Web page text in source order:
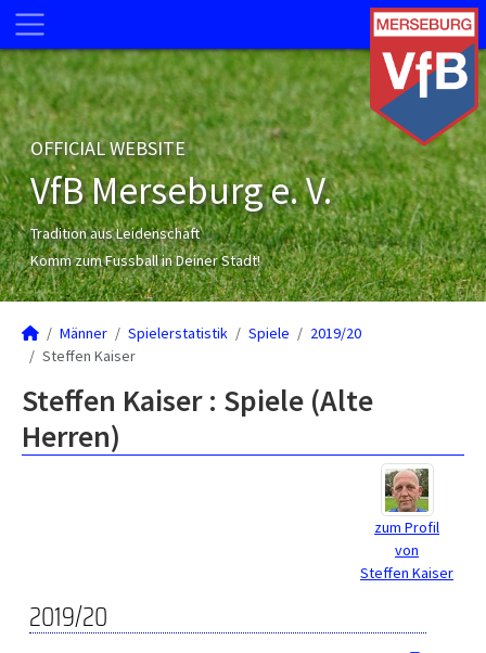
OFFICIAL WEBSITE
VfB Merseburg e. V.
Tradition aus Leidenschaft
Komm zum Fussball in Deiner Stadt!
Männer Spielerstatistik Spiele
2019/20
Steffen Kaiser
Steffen Kaiser : Spiele (Alte
Herren)
zum Profil
von
Steffen Kaiser
2019/20